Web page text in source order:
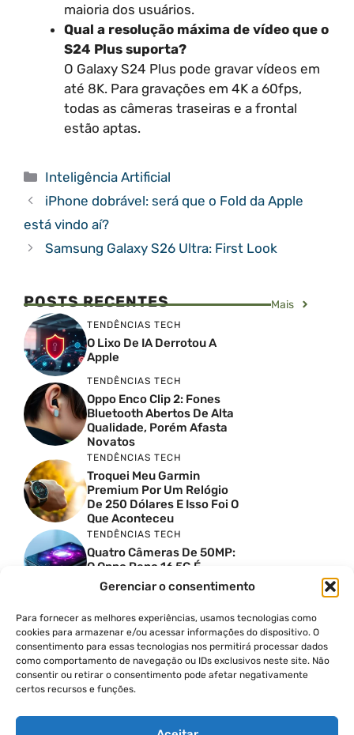
Gerenciar o consentimento
Para fornecer as melhores experiências, usamos tecnologias como
cookies para armazenar e/ou acessar informações do dispositivo. O
consentimento para essas tecnologias nos permitirá processar dados
como comportamento de navegação ou IDs exclusivos neste site. Não
consentir ou retirar o consentimento pode afetar negativamente
certos recursos e funções.
maioria dos usuários.
Qual a resolução máxima de vídeo que o
S24 Plus suporta?
O Galaxy S24 Plus pode gravar vídeos em
até 8K. Para gravações em 4K a 60fps,
todas as câmeras traseiras e a frontal
estão aptas.
Categorias
Inteligência Artificial
iPhone dobrável: será que o Fold da Apple
está vindo aí?
Samsung Galaxy S26 Ultra: First Look
POSTS RECENTES Mais
TENDÊNCIAS TECH
O Lixo De IA Derrotou A
Apple
TENDÊNCIAS TECH
Oppo Enco Clip 2: Fones
Bluetooth Abertos De Alta
Qualidade, Porém Afasta
Novatos
TENDÊNCIAS TECH
Troquei Meu Garmin
Premium Por Um Relógio
De 250 Dólares E Isso Foi O
Que Aconteceu
TENDÊNCIAS TECH
Quatro Câmeras De 50MP:
O Oppo Reno 16 5G É
Absurdo
Comparativo De
Especificações Entre O
Vivo X300 Ultra E O
Samsung Galaxy S26 Ultra
PRODUTIVIDADE DIGITAL
Como Criar Carrossel No
Instagram